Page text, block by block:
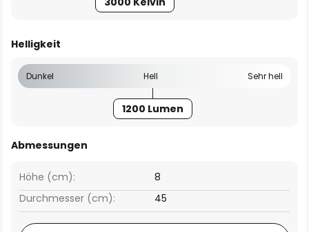
Helligkeit
Dunkel Hell Sehr hell
1200 Lumen
Abmessungen
Höhe (cm):
8
Durchmesser (cm):
45